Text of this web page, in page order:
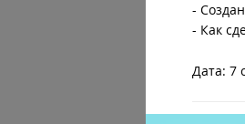
-
- Как
Дата: 7